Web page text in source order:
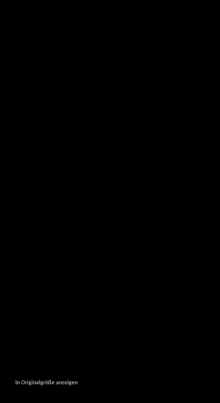
In Originalgröße anzeigen
In Originalgröße anzeigen
In Originalgröße anzeigen